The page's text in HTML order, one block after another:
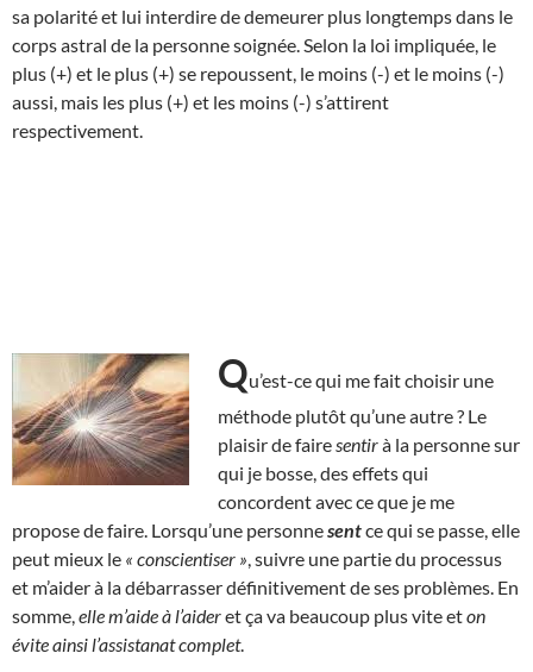
sa polarité et lui interdire de demeurer plus longtemps dans le
corps astral de la personne soignée. Selon la loi impliquée, le
plus (+) et le plus (+) se repoussent, le moins (-) et le moins (-)
aussi, mais les plus (+) et les moins (-) s’attirent
respectivement.
Qu’est-ce qui me fait choisir une
méthode plutôt qu’une autre ? Le
plaisir de faire sentirà la personne sur
qui je bosse, des effets qui
concordent avec ce que je me
propose de faire. Lorsqu’une personnesentce qui se passe, elle
peut mieux le « conscientiser » , suivre une partie du processus
et m’aider à la débarrasser définitivement de ses problèmes. En
somme, elle m’aide à l’aideret ça va beaucoup plus vite eton
évite ainsi l’assistanat complet.